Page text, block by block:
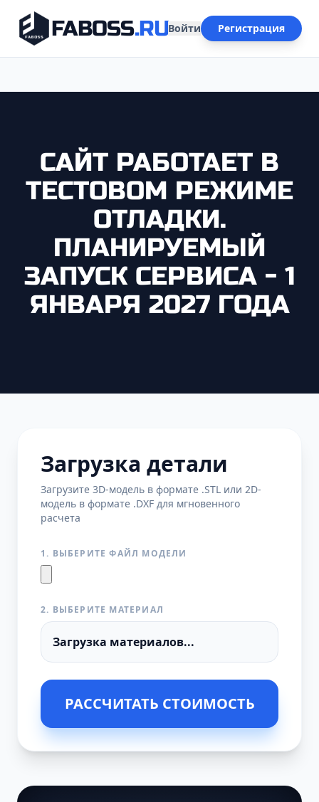
FABOSS.RUВойти Регистрация
САЙТ РАБОТАЕТ В
ТЕСТОВОМ РЕЖИМЕ
ОТЛАДКИ.
ПЛАНИРУЕМЫЙ
ЗАПУСК СЕРВИСА - 1
ЯНВАРЯ 2027 ГОДА
Загрузка детали
Загрузите 3D-модель в формате .STL или 2D-
модель в формате .DXF для мгновенного
расчета
1. ВЫБЕРИТЕ ФАЙЛ МОДЕЛИ
2. ВЫБЕРИТЕ МАТЕРИАЛ
РАССЧИТАТЬ СТОИМОСТЬ